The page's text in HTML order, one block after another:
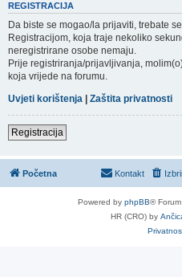
REGISTRACIJA
Da biste se mogao/la prijaviti, trebate
Registracijom, koja traje nekoliko
neregistrirane osobe nemaju.
Prije registriranja/prijavljivanja,
koja vrijede na forumu.
Uvjeti korištenja | Zaštita privatnosti
Registracija
Početna Kontakt
Powered by phpBB®
HR (CRO) by